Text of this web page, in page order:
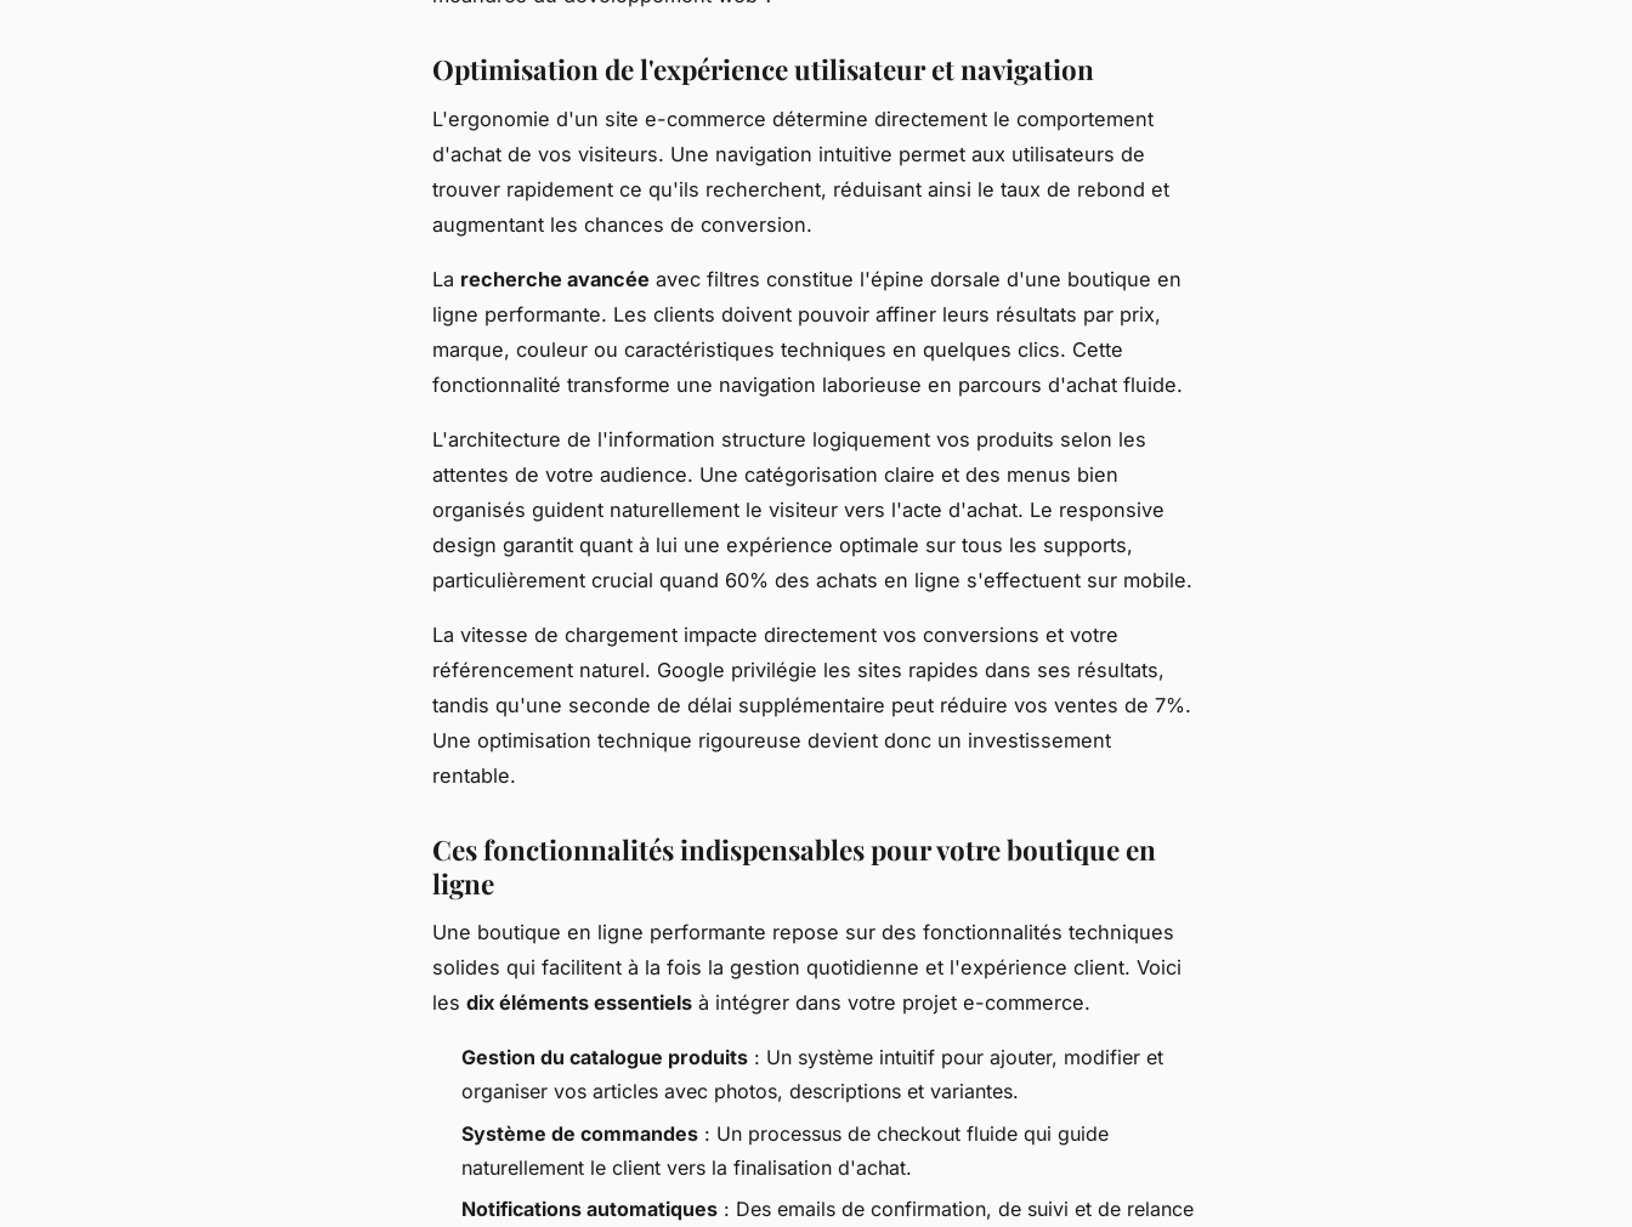
Optimisation de l'expérience utilisateur et navigation
L'ergonomie d'un site e-commerce détermine directement le comportement
d'achat de vos visiteurs. Une navigation intuitive permet aux utilisateurs de
trouver rapidement ce qu'ils recherchent, réduisant ainsi le taux de rebond et
augmentant les chances de conversion.
La recherche avancée avec filtres constitue l'épine dorsale d'une boutique en
ligne performante. Les clients doivent pouvoir affiner leurs résultats par prix,
marque, couleur ou caractéristiques techniques en quelques clics. Cette
fonctionnalité transforme une navigation laborieuse en parcours d'achat fluide.
L'architecture de l'information structure logiquement vos produits selon les
attentes de votre audience. Une catégorisation claire et des menus bien
organisés guident naturellement le visiteur vers l'acte d'achat. Le responsive
design garantit quant à lui une expérience optimale sur tous les supports,
particulièrement crucial quand 60% des achats en ligne s'effectuent sur mobile.
La vitesse de chargement impacte directement vos conversions et votre
référencement naturel. Google privilégie les sites rapides dans ses résultats,
tandis qu'une seconde de délai supplémentaire peut réduire vos ventes de 7%.
Une optimisation technique rigoureuse devient donc un investissement
rentable.
Ces fonctionnalités indispensables pour votre boutique en
ligne
Une boutique en ligne performante repose sur des fonctionnalités techniques
solides qui facilitent à la fois la gestion quotidienne et l'expérience client. Voici
les dix éléments essentiels à intégrer dans votre projet e-commerce.
Gestion du catalogue produits : Un système intuitif pour ajouter, modifier et
organiser vos articles avec photos, descriptions et variantes.
Système de commandes : Un processus de checkout fluide qui guide
naturellement le client vers la finalisation d'achat.
Notifications automatiques : Des emails de confirmation, de suivi et de relance